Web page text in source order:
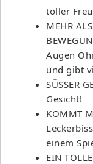
toller
MEHR
Augen
und gibt
SÜSSER
Gesicht!
KOMMT
einem
EIN